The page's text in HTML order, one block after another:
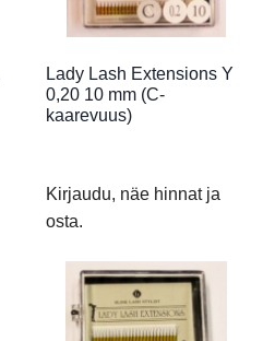
Lady Lash Extensions Y
0,20 10 mm (C-
kaarevuus)
Kirjaudu, näe hinnat ja
osta.